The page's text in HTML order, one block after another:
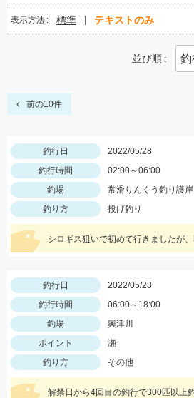
表示方法 標準 テキストのみ
並び順
前の10件
釣行日
2022/05/28
釣行時間
02:00～06:00
釣場
常滑りんくう釣り護岸
釣り方
投げ釣り
釣行日
2022/05/28
釣行時間
06:00～18:00
釣場
興津川
ポイント
瀬
釣り方
その他